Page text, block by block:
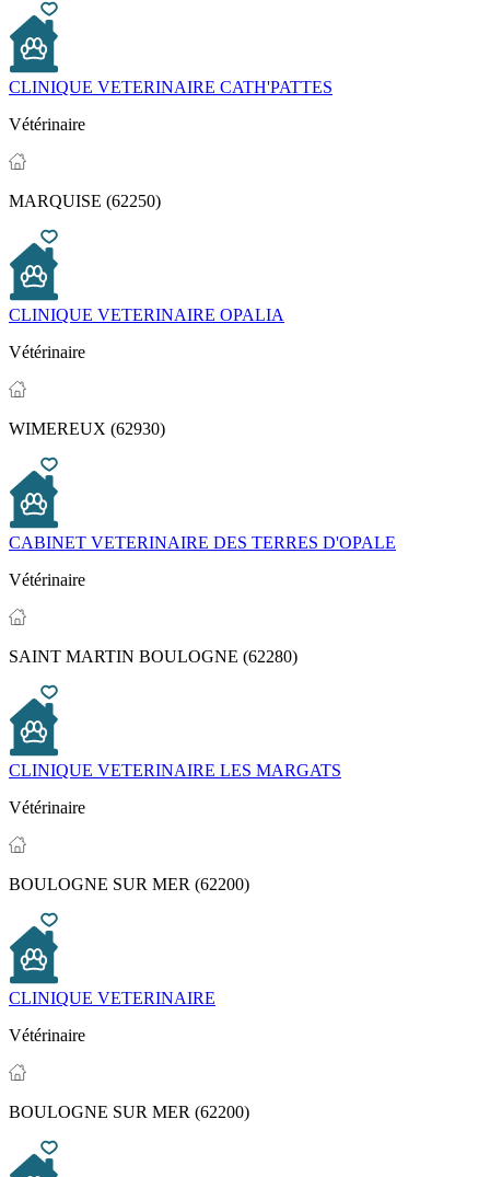
CLINIQUE VETERINAIRE CATH'PATTES
Vétérinaire
MARQUISE (62250)
CLINIQUE VETERINAIRE OPALIA
Vétérinaire
WIMEREUX (62930)
CABINET VETERINAIRE DES TERRES D'OPALE
Vétérinaire
SAINT MARTIN BOULOGNE (62280)
CLINIQUE VETERINAIRE LES MARGATS
Vétérinaire
BOULOGNE SUR MER (62200)
CLINIQUE VETERINAIRE
Vétérinaire
BOULOGNE SUR MER (62200)